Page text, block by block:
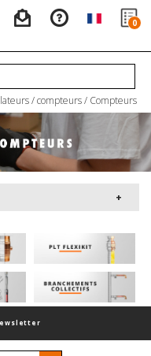
0
/ compteurs/ Compteurs